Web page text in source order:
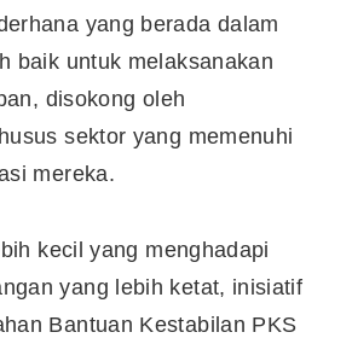
yang berada dalam
baik untuk melaksanakan
disokong oleh
sektor yang memenuhi
mereka.
kecil yang menghadapi
yang lebih ketat, inisiatif
Bantuan Kestabilan PKS